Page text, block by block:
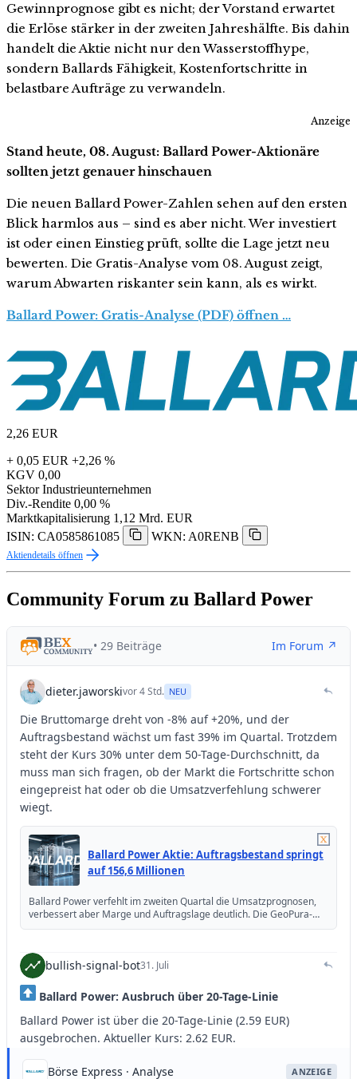
Gewinnprognose gibt es nicht; der Vorstand erwartet
die Erlöse stärker in der zweiten Jahreshälfte. Bis dahin
handelt die Aktie nicht nur den Wasserstoffhype,
sondern Ballards Fähigkeit, Kostenfortschritte in
belastbare Aufträge zu verwandeln.
Anzeige
Stand heute, 08. August: Ballard Power-Aktionäre
sollten jetzt genauer hinschauen
Die neuen Ballard Power-Zahlen sehen auf den ersten
Blick harmlos aus – sind es aber nicht. Wer investiert
ist oder einen Einstieg prüft, sollte die Lage jetzt neu
bewerten. Die Gratis-Analyse vom 08. August zeigt,
warum Abwarten riskanter sein kann, als es wirkt.
Ballard Power: Gratis-Analyse (PDF) öffnen …
2,26 EUR
+ 0,05 EUR +2,26 %
KGV 0,00
Sektor Industrieunternehmen
Div.-Rendite 0,00 %
Marktkapitalisierung 1,12 Mrd. EUR
ISIN: CA0585861085
WKN: A0RENB
Aktiendetails öffnen
Community Forum zu Ballard Power